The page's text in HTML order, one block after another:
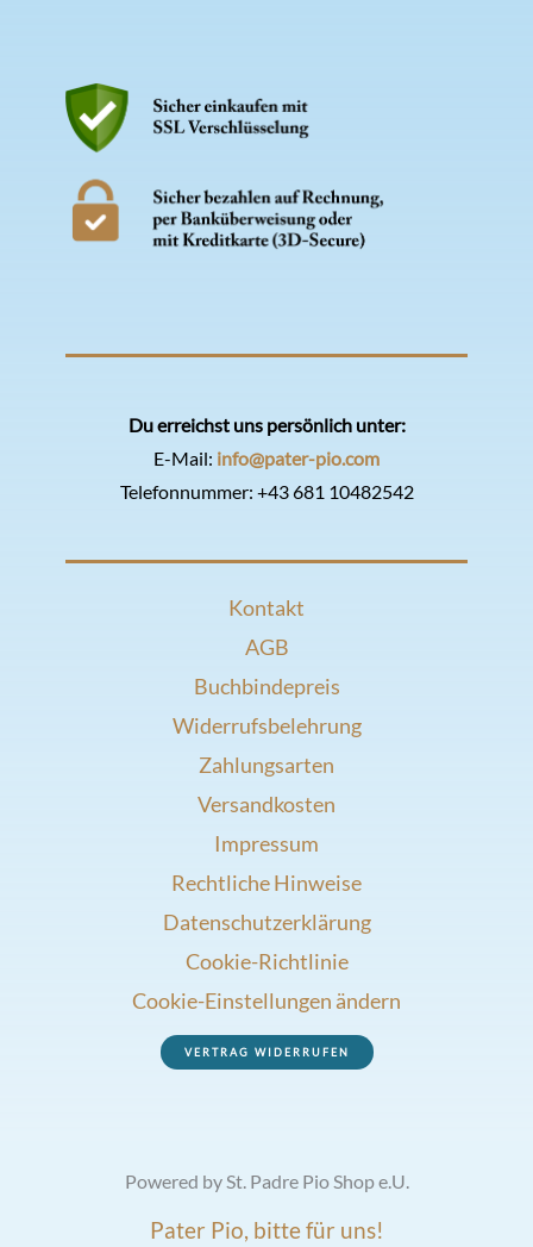
Du erreichst uns persönlich unter:
E-Mail: info@pater-pio.com
Telefonnummer: +43 681 10482542
Kontakt
AGB
Buchbindepreis
Widerrufsbelehrung
Zahlungsarten
Versandkosten
Impressum
Rechtliche Hinweise
Datenschutzerklärung
Cookie-Richtlinie
Cookie-Einstellungen ändern
VERTRAG WIDERRUFEN
Powered by St. Padre Pio Shop e.U.
Pater Pio, bitte für uns!